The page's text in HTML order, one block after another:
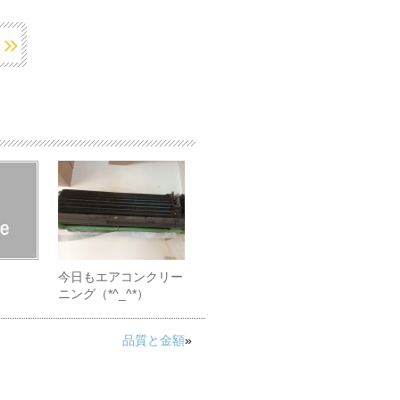
今日もエアコンクリー
ニング（*^_^*）
品質と金額»